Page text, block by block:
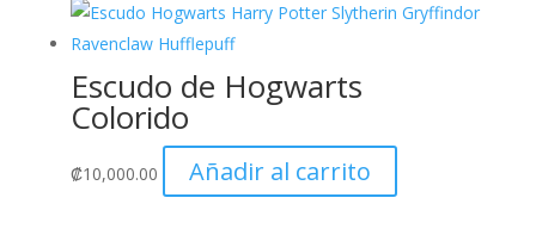
Escudo de Hogwarts
Colorido
₡10,000.00 Añadir al carrito